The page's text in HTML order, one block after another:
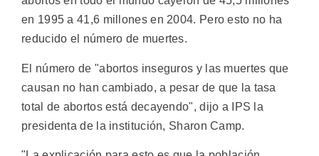
en 1995 a 41,6 millones en 2004. Pero esto no ha
reducido el número de muertes.
El número de "abortos inseguros y las muertes que
causan no han cambiado, a pesar de que la tasa
total de abortos está decayendo", dijo a IPS la
presidenta de la institución, Sharon Camp.